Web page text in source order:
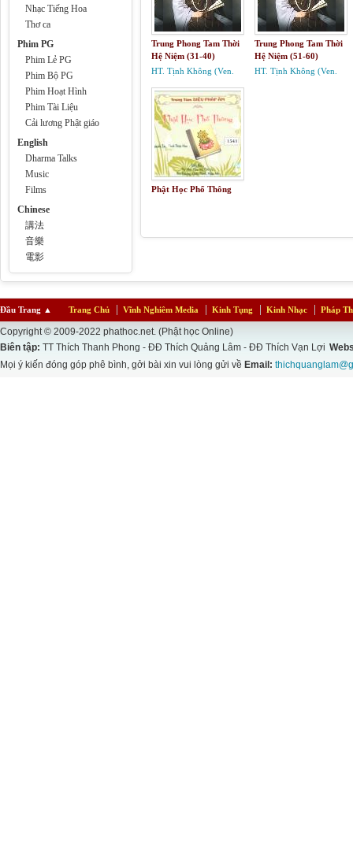
Nhạc Tiếng Hoa
Thơ ca
Phim PG
Phim Lẻ PG
Phim Bộ PG
Phim Hoạt Hình
Phim Tài Liệu
Cải lương Phật giáo
English
Dharma Talks
Music
Films
Chinese
講法
音樂
電影
Trung Phong Tam Thời
Hệ Niệm (31-40)
HT. Tịnh Không (Ven.
Trung Phong Tam Thời
Hệ Niệm (51-60)
HT. Tịnh Không (Ven.
Phật Học Phổ Thông
Đầu Trang ▲ Trang Chủ Vĩnh Nghiêm Media Kinh Tụng Kinh Nhạc Pháp
Copyright © 2009-2022 phathoc.net. (Phật học Online)
Biên tập: TT Thích Thanh Phong - ĐĐ Thích Quảng Lâm - ĐĐ Thích Vạn Lợi
Mọi ý kiến đóng góp phê bình, gởi bài xin vui lòng gửi về Email: